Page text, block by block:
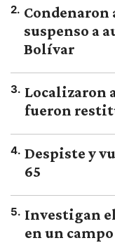
2. Condenaron
suspenso a
Bolívar
3. Localizaron
fueron
4. Despiste y
65
5. Investigan
en un